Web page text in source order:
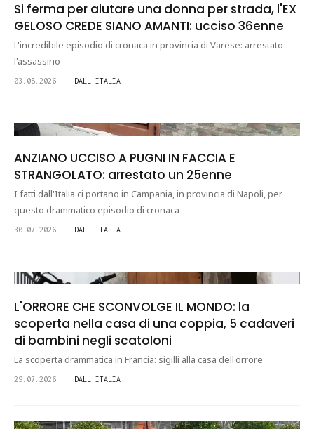
Si ferma per aiutare una donna per strada, l'EX
GELOSO CREDE SIANO AMANTI: ucciso 36enne
L'incredibile episodio di cronaca in provincia di Varese: arrestato
l'assassino
03.08.2026 DALL'ITALIA
ANZIANO UCCISO A PUGNI IN FACCIA E
STRANGOLATO: arrestato un 25enne
I fatti dall'Italia ci portano in Campania, in provincia di Napoli, per
questo drammatico episodio di cronaca
30.07.2026 DALL'ITALIA
L'ORRORE CHE SCONVOLGE IL MONDO: la
scoperta nella casa di una coppia, 5 cadaveri
di bambini negli scatoloni
La scoperta drammatica in Francia: sigilli alla casa dell'orrore
29.07.2026 DALL'ITALIA